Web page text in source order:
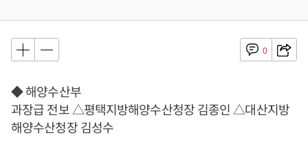
0
◆ 해양수산부
과장급 전보 △평택지방해양수산청장 김종인 △대산지방
해양수산청장 김성수